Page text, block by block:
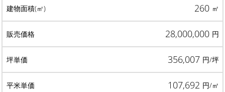
260 ㎡
28,000,000 円
356,007 円/坪
107,692 円/㎡